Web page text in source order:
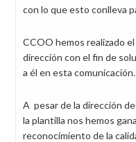
con lo que esto conlleva
CCOO hemos realizado
dirección con el fin de
a él en esta comunicación.
A pesar de la dirección
la plantilla nos hemos
reconocimiento de la